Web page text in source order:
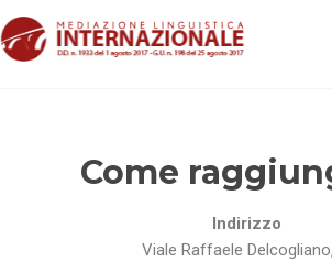
Come
Indirizzo
Viale Raffaele